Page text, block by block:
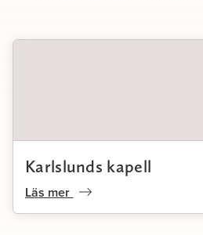
Karlslunds kapell
Läs mer